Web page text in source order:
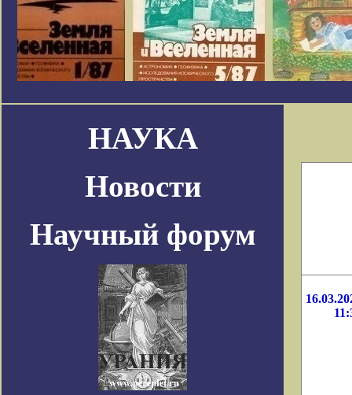
НАУКА
Новости
Научный форум